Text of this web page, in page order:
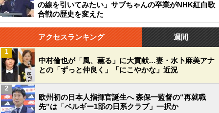
の線を引いてみたい」サブちゃんの卒業がNHK紅白歌
合戦の歴史を変えた
アクセスランキング 週間
中村倫也が「風、薫る」に大貢献…妻・水卜麻美アナ
との「ずっと仲良く」「にこやかな」近況
1
欧州初の日本人指揮官誕生へ 森保一監督の“再就職
先”は「ベルギー1部の日系クラブ」一択か
2